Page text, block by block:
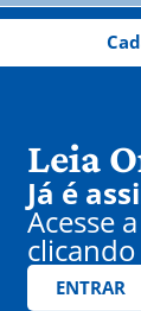
Leia
Já é
Acesse
ENTRAR